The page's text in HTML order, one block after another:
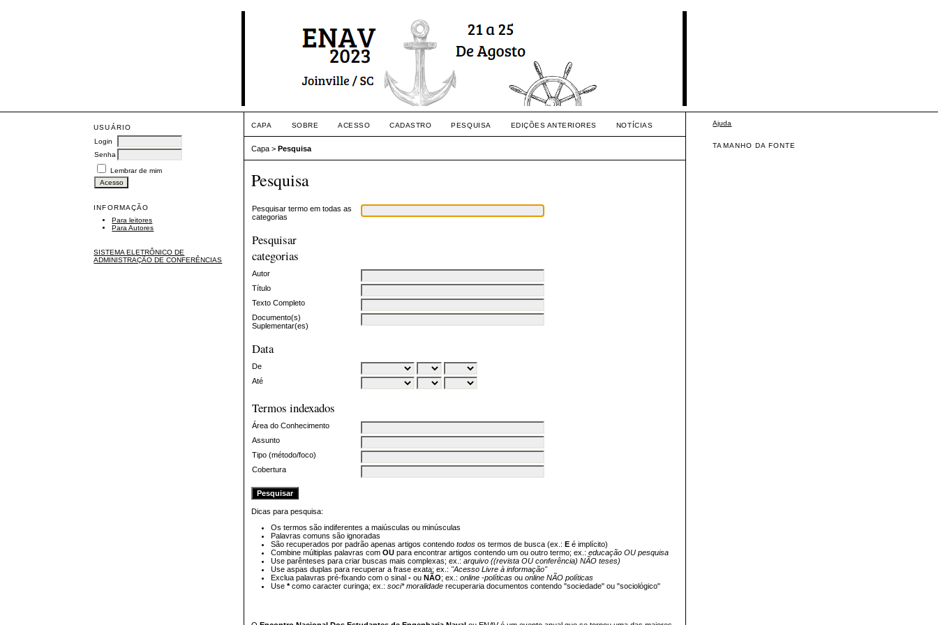
USUÁRIO
Login
Senha
Lembrar de mim
INFORMAÇÃO
Para leitores
Para Autores
SISTEMA ELETRÔNICO DE
ADMINISTRAÇÃO DE CONFERÊNCIAS
Ajuda
TAMANHO DA FONTE
CAPA SOBRE ACESSO CADASTRO PESQUISA EDIÇÕES ANTERIORES NOTÍCIAS
Capa >Pesquisa
Pesquisa
Pesquisar termo em todas as
categorias
Pesquisar
categorias
Autor
Título
Texto Completo
Documento(s)
Suplementar(es)
Data
De
Até
Termos indexados
Área do Conhecimento
Assunto
Tipo (método/foco)
Cobertura
Dicas para pesquisa:
Os termos são indiferentes a maiúsculas ou minúsculas
Palavras comuns são ignoradas
São recuperados por padrão apenas artigos contendotodos os termos de busca (ex.: E é implícito)
Combine múltiplas palavras comOU para encontrar artigos contendo um ou outro termo; ex.:educação OU pesquisa
Use parênteses para criar buscas mais complexas; ex.:arquivo ((revista OU conferência) NÃO teses)
Use aspas duplas para recuperar a frase exata; ex.: "Acesso Livre à informação"
Exclua palavras pré-fixando com o sinal- ou NÃO; ex.:online -políticas ouonline NÃO políticas
Use*como caracter curinga; ex.:soci* moralidade recuperaria documentos contendo "sociedade" ou "sociológico"